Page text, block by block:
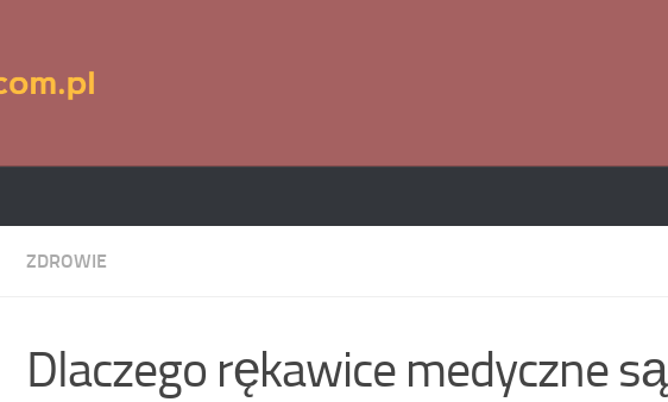
ZDROWIE
Dlaczego rękawice medyczne są